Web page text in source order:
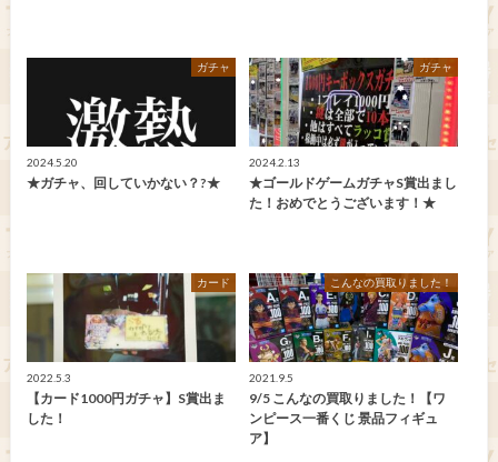
ガチャ
2024.5.20
★ガチャ、回していかない？?★
ガチャ
2024.2.13
★ゴールドゲームガチャS賞出まし
た！おめでとうございます！★
カード
2022.5.3
【カード1000円ガチャ】S賞出ま
した！
こんなの買取りました！
2021.9.5
9/5 こんなの買取りました！【ワ
ンピース一番くじ 景品フィギュ
ア】